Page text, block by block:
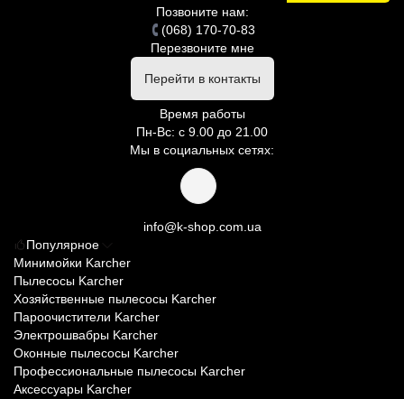
Позвоните нам:
(068) 170-70-83
Перезвоните мне
Перейти в контакты
Время работы
Пн-Вс: с 9.00 до 21.00
Мы в социальных сетях:
info@k-shop.com.ua
Популярное
Минимойки Karcher
Пылесосы Karcher
Хозяйственные пылесосы Karcher
Пароочистители Karcher
Электрошвабры Karcher
Оконные пылесосы Karcher
Профессиональные пылесосы Karcher
Аксессуары Karcher